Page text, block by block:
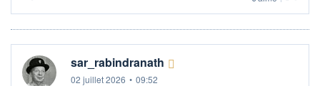
sar_rabindranath
02 juillet 2026 • 09:52